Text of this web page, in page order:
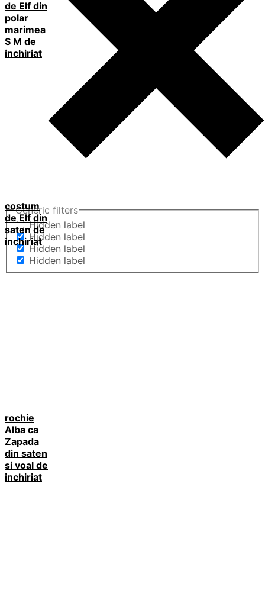
Generic filters
Hidden label
Hidden label
Hidden label
Hidden label
de Elf din
polar
marimea
S M de
inchiriat
costum
de Elf din
saten de
inchiriat
rochie
Alba ca
Zapada
din saten
si voal de
inchiriat